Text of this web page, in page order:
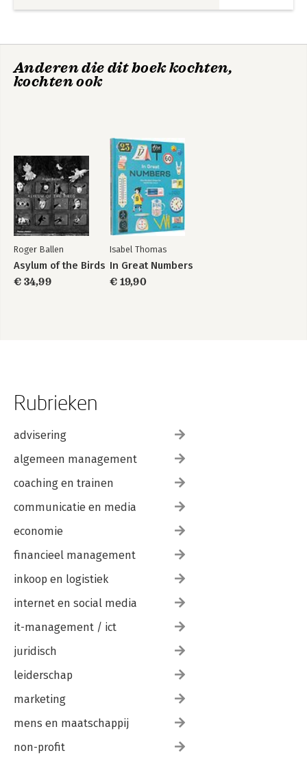
Anderen die dit boek kochten,
kochten ook
Roger Ballen
Asylum of the Birds
€ 34,99
Isabel Thomas
In Great Numbers
€ 19,90
Rubrieken
advisering
algemeen management
coaching en trainen
communicatie en media
economie
financieel management
inkoop en logistiek
internet en social media
it-management / ict
juridisch
leiderschap
marketing
mens en maatschappij
non-profit